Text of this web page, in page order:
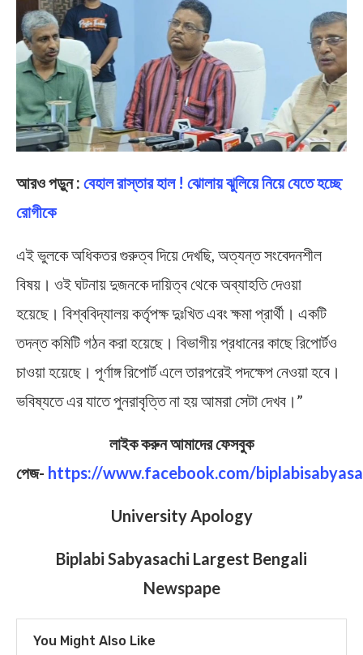
আরও পড়ুন : বেহাল রাস্তার হাল ! ঝোলায় ঝুলিয়ে নিয়ে যেতে হচ্ছে
রোগীকে
এই ভুলকে অধিকতর গুরুত্ব দিয়ে দেখছি, অত্যন্ত সংবেদনশীল
বিষয়। ওই ঘটনায় দুজনকে দায়িত্ব থেকে অব্যাহতি দেওয়া
হয়েছে। বিশ্ববিদ্যালয় কর্তৃপক্ষ দুঃখিত এবং ক্ষমা প্রার্থী। একটি
তদন্ত কমিটি গঠন করা হয়েছে। বিভাগীয় প্রধানের কাছে রিপোর্টও
চাওয়া হয়েছে। পূর্ণাঙ্গ রিপোর্ট এলে তারপরেই পদক্ষেপ নেওয়া হবে।
ভবিষ্যতে এর যাতে পুনরাবৃত্তি না হয় আমরা সেটা দেখব।”
লাইক করুন আমাদের ফেসবুক
পেজ- https://www.facebook.com/
University Apology
Biplabi Sabyasachi Largest Bengali
Newspape
You Might Also Like